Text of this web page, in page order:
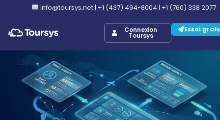
info@toursys.net| +1 (437) 494-8004 | +1 (760) 338 2077
Connexion
Toursys
Essai